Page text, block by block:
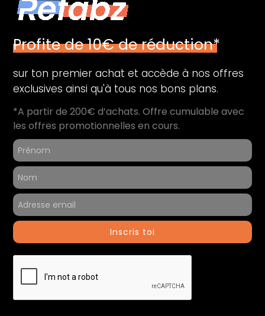
Profite de 10€ de réduction*
sur ton premier achat et accède à nos offres
exclusives ainsi qu'à tous nos bons plans.
*A partir de 200€ d’achats. Offre cumulable avec
les offres promotionnelles en cours.
Inscris toi